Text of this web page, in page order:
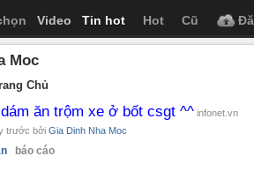
Video Tin hot Hot Cũ
Moc
Chủ
ăn trộm xe ở bốt csgt ^^ infonet.vn
trước bởi Gia Dinh Nha Moc
báo cáo